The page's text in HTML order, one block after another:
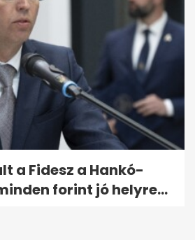
a Fidesz a Hankó-
forint jó helyre...